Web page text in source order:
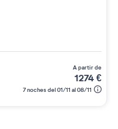
a partir de
1274€
7 noches del 01/11 al 08/11